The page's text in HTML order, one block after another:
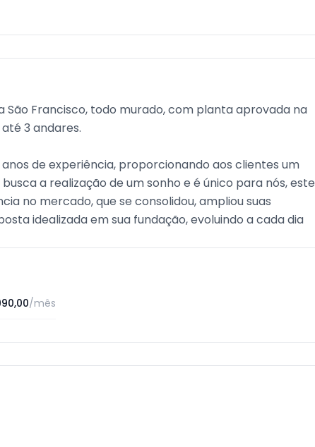
São Francisco, todo murado, com planta aprovada na
3 andares.
de experiência, proporcionando aos clientes um
a realização de um sonho e é único para nós, este
no mercado, que se consolidou, ampliou suas
idealizada em sua fundação, evoluindo a cada dia
/mês